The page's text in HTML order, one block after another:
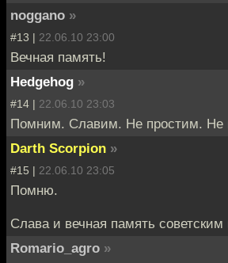
noggano »
#13 | 22.06.10 23:00
Вечная память!
Hedgehog »
#14 | 22.06.10 23:03
Помним. Славим. Не простим. Не
Darth Scorpion »
#15 | 22.06.10 23:05
Помню.
Слава и вечная память
Romario_agro »